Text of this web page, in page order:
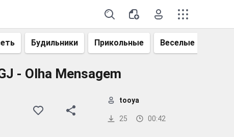
Будильники Прикольные Веселые
- Olha Mensagem
25 00:42
tooya